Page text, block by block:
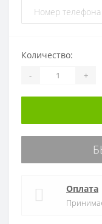
Количество:
- +
Оплата